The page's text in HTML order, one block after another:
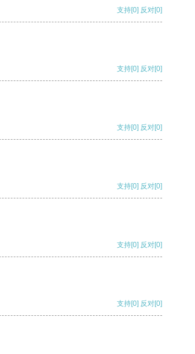
支持[0] 反对[0]
支持[0] 反对[0]
支持[0] 反对[0]
支持[0] 反对[0]
支持[0] 反对[0]
支持[0] 反对[0]